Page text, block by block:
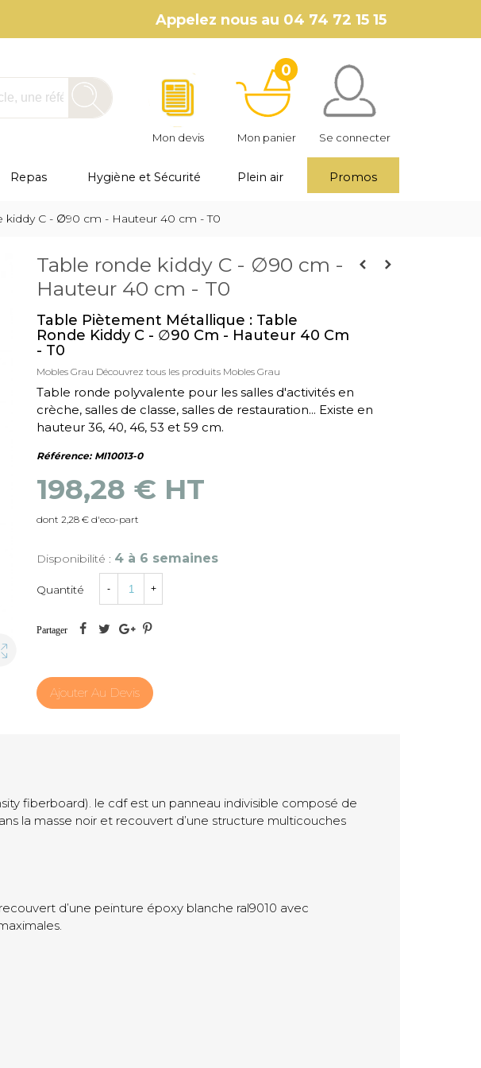
Appelez nous au 04 74 72 15 15
Mon devis
0
Mon panier Se connecter
Repas Hygiène et Sécurité Plein air Promos
kiddy C - ∅90 cm - Hauteur 40 cm - T0
Table ronde kiddy C - ∅90 cm -
Hauteur 40 cm - T0
Table Piètement Métallique : Table
Ronde Kiddy C - ∅90 Cm - Hauteur 40 Cm
- T0
Mobles Grau Découvrez tous les produits Mobles Grau
Table ronde polyvalente pour les salles d'activités en
crèche, salles de classe, salles de restauration... Existe en
hauteur 36, 40, 46, 53 et 59 cm.
Référence: MI10013-0
198,28 € HT
dont 2,28 € d'eco-part
Disponibilité : 4 à 6 semaines
Quantité - +
Partager
Ajouter Au Devis
fiberboard). le cdf est un panneau indivisible composé de
la masse noir et recouvert d’une structure multicouches
d’une peinture époxy blanche ral9010 avec